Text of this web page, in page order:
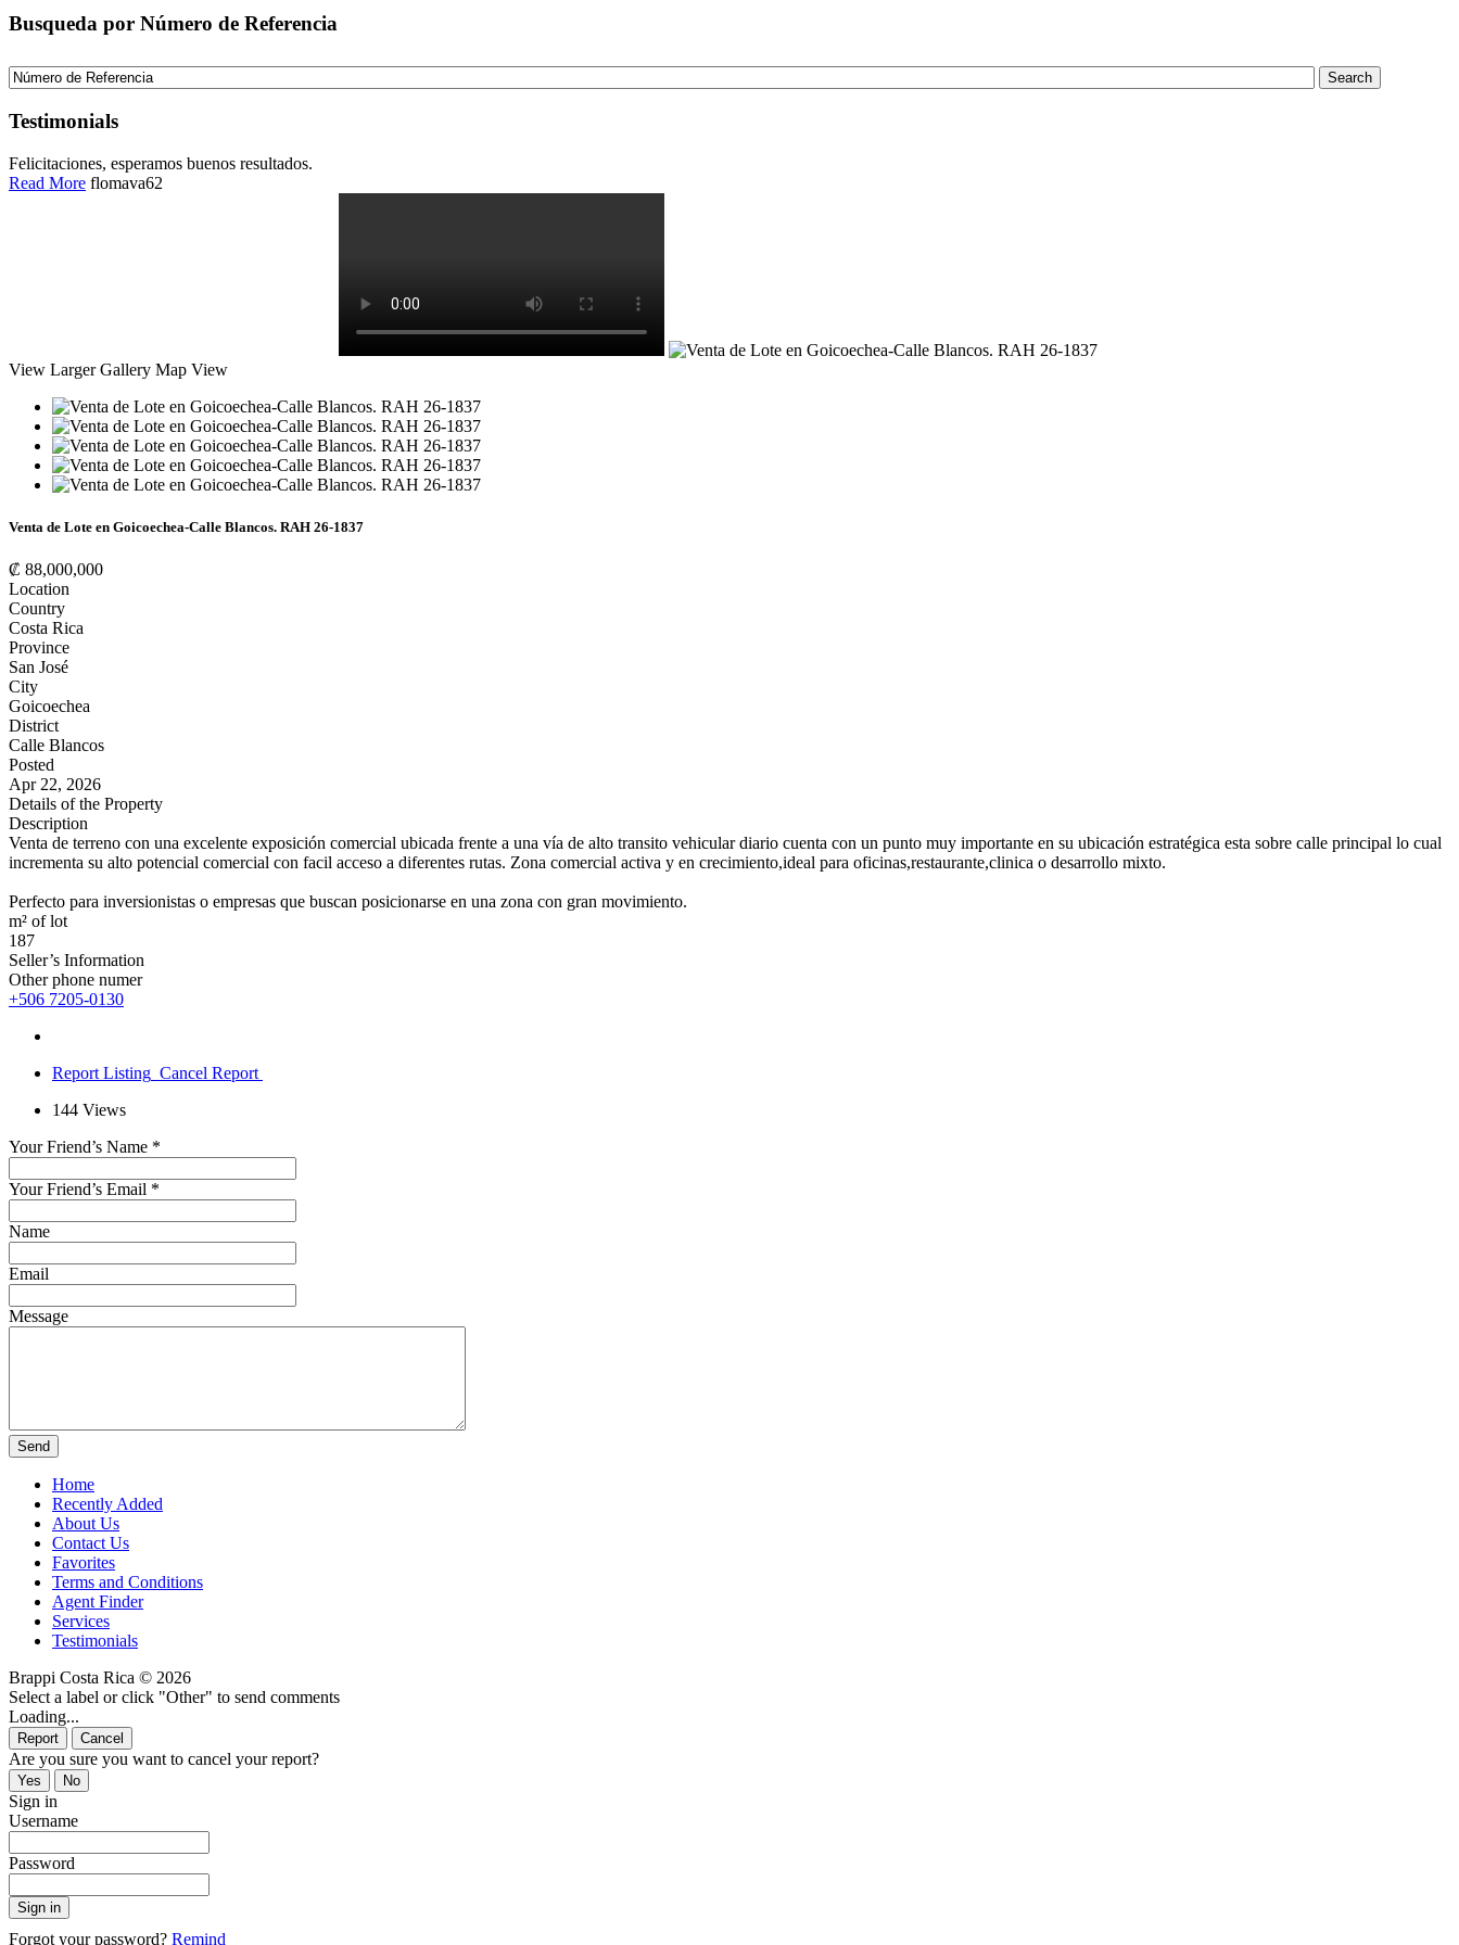
Busqueda por Número de Referencia
Testimonials
Felicitaciones, esperamos buenos resultados.
Read More flomava62
View Larger Gallery Map View
Venta de Lote en Goicoechea-Calle Blancos. RAH 26-1837
₡ 88,000,000
Location
Country
Costa Rica
Province
San José
City
Goicoechea
District
Calle Blancos
Posted
Apr 22, 2026
Details of the Property
Description
Venta de terreno con una excelente exposición comercial ubicada frente a una vía de alto transito vehicular diario cuenta con un punto muy importante en su ubicación estratégica esta sobre calle principal lo cual
incrementa su alto potencial comercial con facil acceso a diferentes rutas. Zona comercial activa y en crecimiento,ideal para oficinas,restaurante,clinica o desarrollo mixto.
Perfecto para inversionistas o empresas que buscan posicionarse en una zona con gran movimiento.
m² of lot
187
Seller’s Information
Other phone numer
+506 7205-0130
Report Listing Cancel Report
144 Views
Your Friend’s Name *
Your Friend’s Email *
Name
Email
Message
Home
Recently Added
About Us
Contact Us
Favorites
Terms and Conditions
Agent Finder
Services
Testimonials
Brappi Costa Rica © 2026
Select a label or click "Other" to send comments
Loading...
Are you sure you want to cancel your report?
Sign in
Username
Password
Forgot your password? Remind